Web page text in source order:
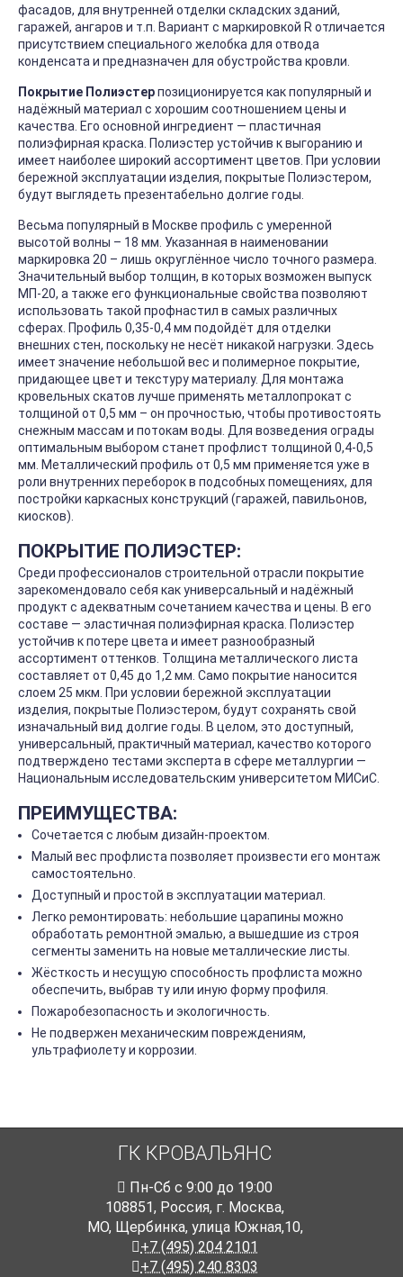
фасадов, для внутренней отделки складских зданий,
гаражей, ангаров и т.п. Вариант с маркировкой R отличается
присутствием специального желобка для отвода
конденсата и предназначен для обустройства кровли.
Покрытие Полиэстерпозиционируется как популярный и
надёжный материал с хорошим соотношением цены и
качества. Его основной ингредиент — пластичная
полиэфирная краска. Полиэстер устойчив к выгоранию и
имеет наиболее широкий ассортимент цветов. При условии
бережной эксплуатации изделия, покрытые Полиэстером,
будут выглядеть презентабельно долгие годы.
Весьма популярный в Москве профиль с умеренной
высотой волны – 18 мм. Указанная в наименовании
маркировка 20 – лишь округлённое число точного размера.
Значительный выбор толщин, в которых возможен выпуск
МП-20, а также его функциональные свойства позволяют
использовать такой профнастил в самых различных
сферах. Профиль 0,35-0,4 мм подойдёт для отделки
внешних стен, поскольку не несёт никакой нагрузки. Здесь
имеет значение небольшой вес и полимерное покрытие,
придающее цвет и текстуру материалу. Для монтажа
кровельных скатов лучше применять металлопрокат с
толщиной от 0,5 мм – он прочностью, чтобы противостоять
снежным массам и потокам воды. Для возведения ограды
оптимальным выбором станет профлист толщиной 0,4-0,5
мм. Металлический профиль от 0,5 мм применяется уже в
роли внутренних переборок в подсобных помещениях, для
постройки каркасных конструкций (гаражей, павильонов,
киосков).
ПОКРЫТИЕ ПОЛИЭСТЕР:
Среди профессионалов строительной отрасли покрытие
зарекомендовало себя как универсальный и надёжный
продукт с адекватным сочетанием качества и цены. В его
составе — эластичная полиэфирная краска. Полиэстер
устойчив к потере цвета и имеет разнообразный
ассортимент оттенков. Толщина металлического листа
составляет от 0,45 до 1,2 мм. Само покрытие наносится
слоем 25 мкм. При условии бережной эксплуатации
изделия, покрытые Полиэстером, будут сохранять свой
изначальный вид долгие годы. В целом, это доступный,
универсальный, практичный материал, качество которого
подтверждено тестами эксперта в сфере металлургии —
Национальным исследовательским университетом МИСиС.
ПРЕИМУЩЕСТВА:
Сочетается с любым дизайн-проектом.
Малый вес профлиста позволяет произвести его монтаж
самостоятельно.
Доступный и простой в эксплуатации материал.
Легко ремонтировать: небольшие царапины можно
обработать ремонтной эмалью, а вышедшие из строя
сегменты заменить на новые металлические листы.
Жёсткость и несущую способность профлиста можно
обеспечить, выбрав ту или иную форму профиля.
Пожаробезопасность и экологичность.
Не подвержен механическим повреждениям,
ультрафиолету и коррозии.
ГК КРОВАЛЬЯНС
Пн-Cб с 9:00 до 19:00
108851, Россия, г. Москва,
МО, Щербинка, улица Южная,10,
+7 (495) 204 2101
+7 (495) 240 8303